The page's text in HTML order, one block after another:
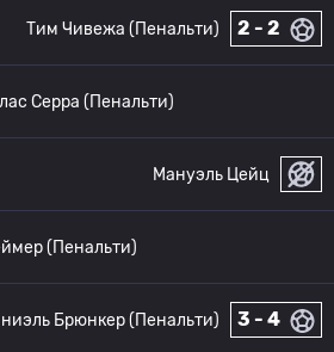
2 - 2
Тим Чивежа (Пенальти)
Серра (Пенальти)
Мануэль Цейц
(Пенальти)
3 - 4
Брюнкер (Пенальти)